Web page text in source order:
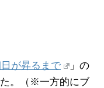
が昇るまで
」の
。（※一方的にブ